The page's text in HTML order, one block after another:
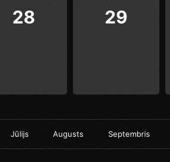
28 29
Jūlijs Augusts Septembris